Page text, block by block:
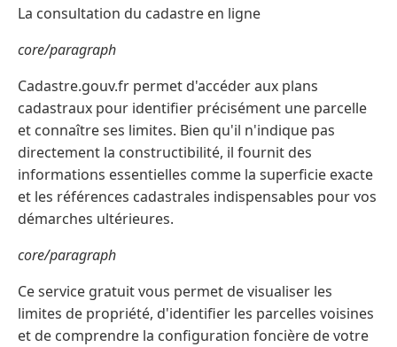
La consultation du cadastre en ligne
core/paragraph
Cadastre.gouv.fr permet d'accéder aux plans
cadastraux pour identifier précisément une parcelle
et connaître ses limites. Bien qu'il n'indique pas
directement la constructibilité, il fournit des
informations essentielles comme la superficie exacte
et les références cadastrales indispensables pour vos
démarches ultérieures.
core/paragraph
Ce service gratuit vous permet de visualiser les
limites de propriété, d'identifier les parcelles voisines
et de comprendre la configuration foncière de votre